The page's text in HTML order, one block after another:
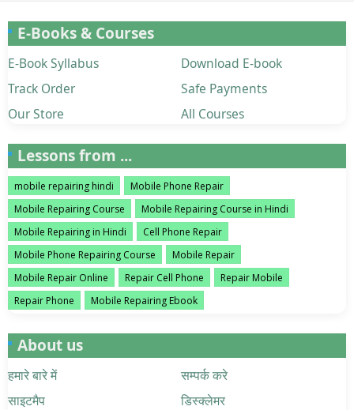
E-Books & Courses
E-Book Syllabus
Download E-book
Track Order
Safe Payments
Our Store
All Courses
Lessons from ...
mobile repairing hindi
Mobile Phone Repair
Mobile Repairing Course
Mobile Repairing Course in Hindi
Mobile Repairing in Hindi
Cell Phone Repair
Mobile Phone Repairing Course
Mobile Repair
Mobile Repair Online
Repair Cell Phone
Repair Mobile
Repair Phone
Mobile Repairing Ebook
About us
हमारे बारे में
सम्पर्क करे
साइटमैप
डिस्क्लेमर